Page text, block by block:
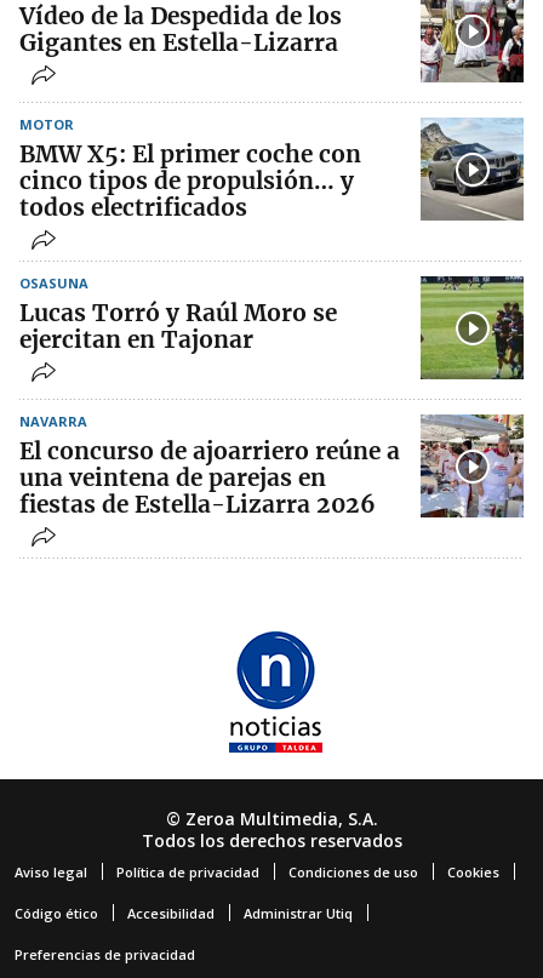
Vídeo de la Despedida de los
Gigantes en Estella-Lizarra
MOTOR
BMW X5: El primer coche con
cinco tipos de propulsión… y
todos electrificados
OSASUNA
Lucas Torró y Raúl Moro se
ejercitan en Tajonar
NAVARRA
El concurso de ajoarriero reúne a
una veintena de parejas en
fiestas de Estella-Lizarra 2026
© Zeroa Multimedia, S.A.
Todos los derechos reservados
Aviso legal Política de privacidad Condiciones de uso Cookies
Código ético Accesibilidad Administrar Utiq
Preferencias de privacidad